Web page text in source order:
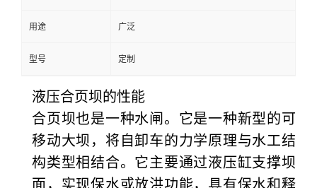
用途 广泛
型号 定制
液压合页坝的性能
合页坝也是一种水闸。它是一种新型的可
移动大坝，将自卸车的力学原理与水工结
构类型相结合。它主要通过液压缸支撑坝
面，实现保水或放洪功能，具有保水和释